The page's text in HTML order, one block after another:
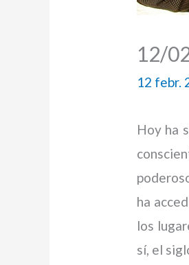
12/
12 febr.
Hoy ha
ha
los
sí, el